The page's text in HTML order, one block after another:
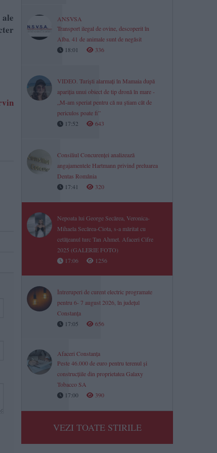
ANSVSA
Transport ilegal de ovine, descoperit în
Alba. 41 de animale sunt de negăsit
18:01
336
VIDEO. Turiști alarmați în Mamaia după
apariția unui obiect de tip dronă în mare -
„M-am speriat pentru că nu știam cât de
periculos poate fi”
17:52
643
Consiliul Concurenței analizează
angajamentele Hartmann privind preluarea
Dentas România
17:41
320
Nepoata lui George Secărea, Veronica-
Mihaela Secărea-Ciota, s-a măritat cu
cetățeanul turc Tan Ahmet. Afaceri Cifre
2025 (GALERIE FOTO)
17:06
1256
Întreruperi de curent electric programate
pentru 6- 7 august 2026, în județul
Constanța
17:05
656
Afaceri Constanța
Peste 46.000 de euro pentru terenul și
construcțiile din proprietatea Galaxy
Tobacco SA
17:00
390
VEZI TOATE STIRILE